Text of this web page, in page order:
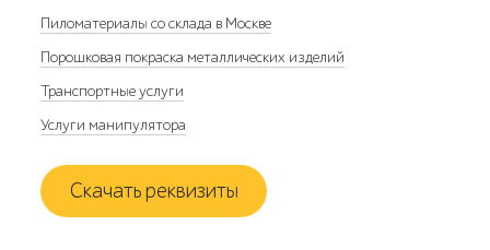
Пиломатериалы со склада в Москве
Порошковая покраска металлических изделий
Транспортные услуги
Услуги манипулятора
Скачать реквизиты